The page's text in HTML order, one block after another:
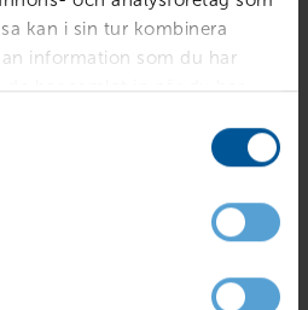
kan i sin tur kombinera
information som du har
har samlat in när du har
Finns i lager
& hämta